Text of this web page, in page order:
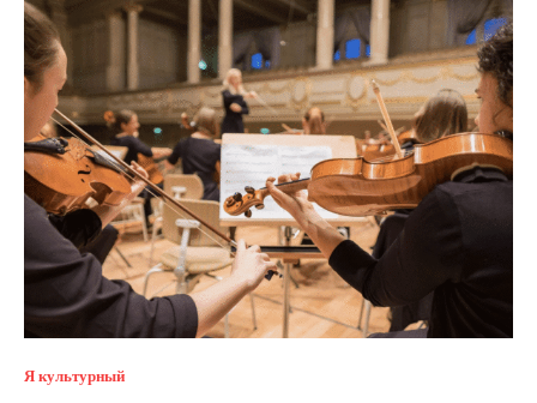
Я культурный